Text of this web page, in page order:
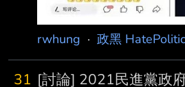
rwhung · 政黑
31 [討論] 2021民進黨政